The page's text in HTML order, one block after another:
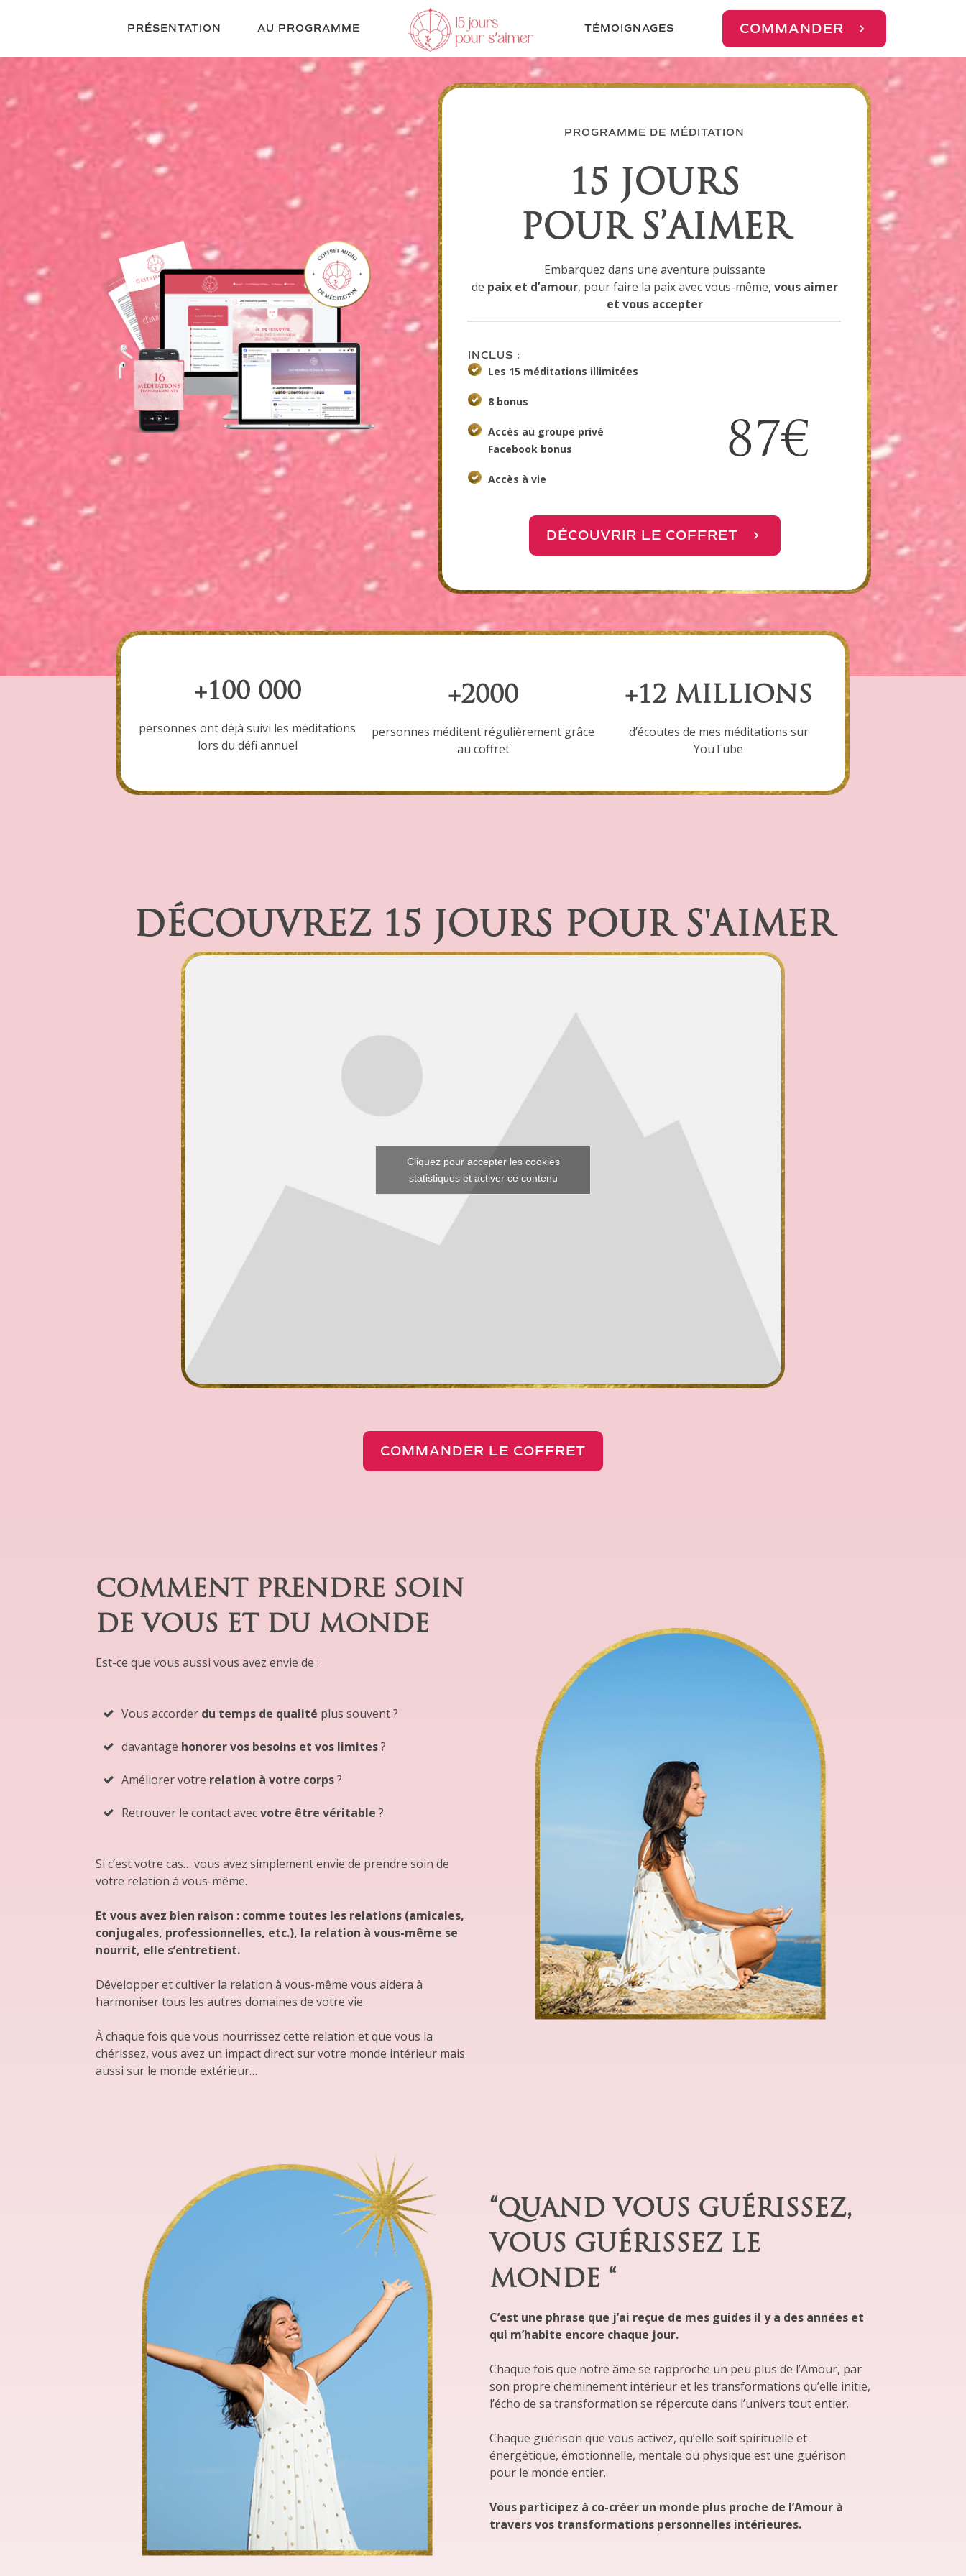
PRÉSENTATION AU PROGRAMME TÉMOIGNAGES COMMANDER
PROGRAMME DE MÉDITATION
15 JOURS
POUR S’AIMER
Embarquez dans une aventure puissante
de paix et d’amour, pour faire la paix avec vous-même, vous aimer
et vous accepter
INCLUS :
Les 15 méditations illimitées
8 bonus
Accès au groupe privé
Facebookbonus
Accès à vie
87€
DÉCOUVRIR LE COFFRET
+100 000
personnes ont déjà suivi les méditations
lors du défi annuel
+2000
personnes méditent régulièrement grâce
au coffret
+12 MILLIONS
d’écoutes de mes méditations sur
YouTube
DÉCOUVREZ 15 JOURS POUR S'AIMER
Cliquez pour accepter les cookies
statistiques et activer ce contenu
COMMANDER LE COFFRET
COMMENT PRENDRE SOIN
DE VOUS ET DU MONDE
Est-ce que vous aussi vous avez envie de :
Vous accorder du temps de qualité plus souvent ?
davantage honorer vos besoins et vos limites?
Améliorer votre relation à votre corps?
Retrouver le contact avecvotre être véritable ?
Si c’est votre cas… vous avez simplement envie de prendre soin de
votre relation à vous-même.
Et vous avez bien raison : comme toutes les relations (amicales,
conjugales, professionnelles, etc.), la relation à vous-même se
nourrit, elle s’entretient.
Développer et cultiver la relation à vous-même vous aidera à
harmoniser tous les autres domaines de votre vie.
À chaque fois que vous nourrissez cette relation et que vous la
chérissez, vous avez un impact direct sur votre monde intérieur mais
aussi sur le monde extérieur…
“QUAND VOUS GUÉRISSEZ,
VOUS GUÉRISSEZ LE
MONDE “
C’est une phrase que j’ai reçue de mes guides il y a des années et
qui m’habite encore chaque jour.⁠
Chaque fois que notre âme se rapproche un peu plus de l’Amour, par
son propre cheminement intérieur et les transformations qu’elle initie,
l’écho de sa transformation se répercute dans l’univers tout entier.⁠
Chaque guérison que vous activez, qu’elle soit spirituelle et
énergétique, émotionnelle, mentale ou physique est une guérison
pour le monde entier. ⁠
Vous participez à co-créer un monde plus proche de l’Amour à
travers vos transformations personnelles intérieures.